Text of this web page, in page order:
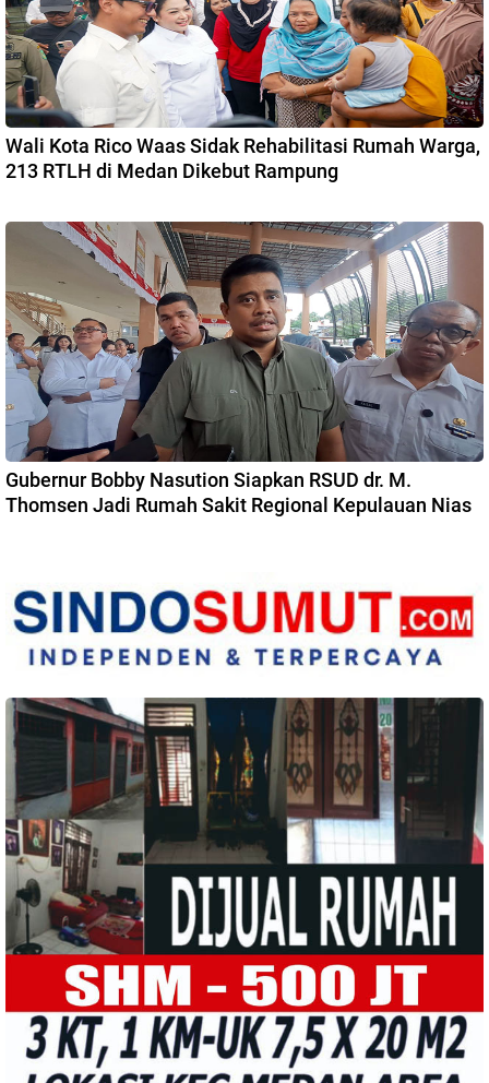
Wali Kota Rico Waas Sidak Rehabilitasi Rumah Warga,
213 RTLH di Medan Dikebut Rampung
Gubernur Bobby Nasution Siapkan RSUD dr. M.
Thomsen Jadi Rumah Sakit Regional Kepulauan Nias